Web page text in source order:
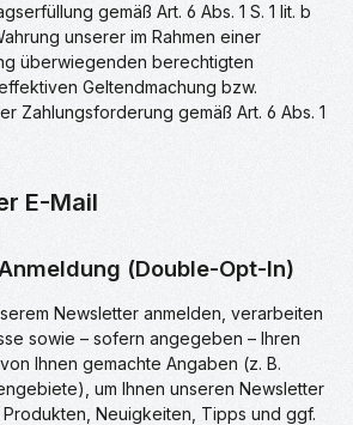
gemäß Art. 6 Abs. 1 S. 1 lit. b
unserer im Rahmen einer
überwiegenden berechtigten
Geltendmachung bzw.
Zahlungsforderung gemäß Art. 6 Abs. 1
E-Mail
(Double-Opt-In)
Newsletter anmelden, verarbeiten
sowie – sofern angegeben – Ihren
Ihnen gemachte Angaben (z. B.
um Ihnen unseren Newsletter
Produkten, Neuigkeiten, Tipps und ggf.